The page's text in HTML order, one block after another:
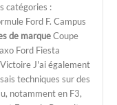
catégories :
Ford F. Campus
de marqueCoupe
Ford Fiesta
J'ai également
techniques sur des
notamment en F3,